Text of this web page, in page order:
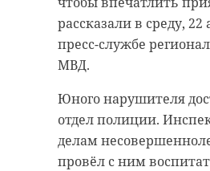
рассказали в среду, 22
пресс-службе
МВД.
Юного нарушителя
отдел полиции.
делам
провёл с ним